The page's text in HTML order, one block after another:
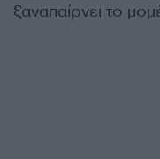
ξαναπαίρνει το